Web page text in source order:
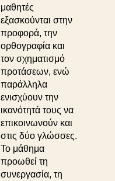
μαθητές
εξασκούνται στην
προφορά, την
ορθογραφία και
τον σχηματισμό
προτάσεων, ενώ
παράλληλα
ενισχύουν την
ικανότητά τους να
επικοινωνούν και
στις δύο γλώσσες.
Το μάθημα
προωθεί τη
συνεργασία, τη